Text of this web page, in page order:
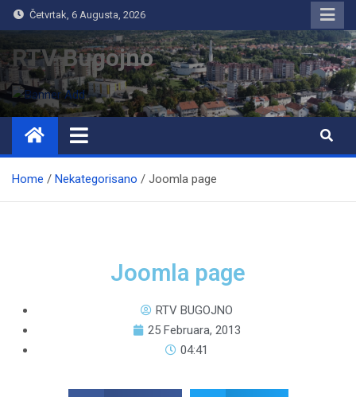
Četvrtak, 6 Augusta, 2026
RTV Bugojno
Home Nekategorisano Joomla page
Joomla page
RTV BUGOJNO
25 Februara, 2013
04:41